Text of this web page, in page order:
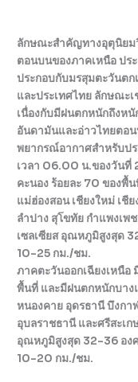
ลักษณะสำคัญทางอุตุนิยม
ตอนบนของภาคเหนือ ปร
ประกอบกับมรสุมตะวันตก
และประเทศไทย ลักษณะ
เนื่องกับมีฝนตกหนักถึงห
อันดามันและอ่าวไทยตอ
พยากรณ์อากาศสำหรับป
เวลา 06.00 น.ของวันที่
คะนอง ร้อยละ 70 ของพื้
แม่ฮ่องสอน เชียงใหม่ เชี
ลำปาง สุโขทัย กำแพงเ
เซลเซียส อุณหภูมิสูงสุด
10-25 กม./ชม.
ภาคตะวันออกเฉียงเหนือ
พื้นที่ และมีฝนตกหนักบาง
หนองคาย อุดรธานี บึงก
อุบลราชธานี และศรีสะเ
อุณหภูมิสูงสุด 32-36 องศ
10-20 กม./ชม.